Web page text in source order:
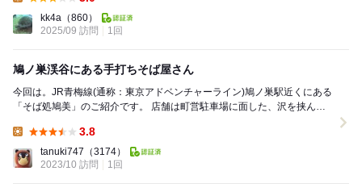
kk4a （860）
2025/09 訪問
1回
鳩ノ巣渓谷にある手打ちそば屋さん
今回は。JR青梅線(通称：東京アドベンチャーライン)鳩ノ巣駅近くにある
「そば処鳩美」のご紹介です。 店舗は町営駐車場に面した、沢を挟んだ
3.8
tanuki747 （3174）
2023/10 訪問
1回